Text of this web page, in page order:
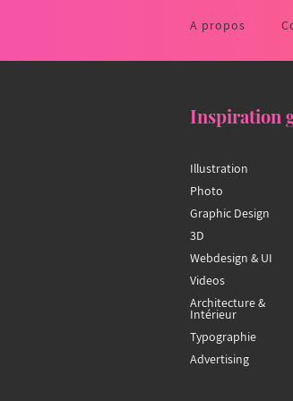
A propos
Inspiration
Illustration
Photo
Graphic Design
3D
Webdesign & UI
Videos
Architecture &
Intérieur
Typographie
Advertising